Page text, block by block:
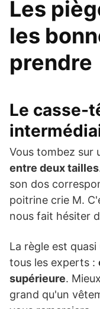
Les
les
prendre
Le casse-
Vous tombez sur
entre deux tailles
son dos
poitrine crie M.
nous fait hésiter
La règle est
tous les experts :
supérieure.
grand qu'un